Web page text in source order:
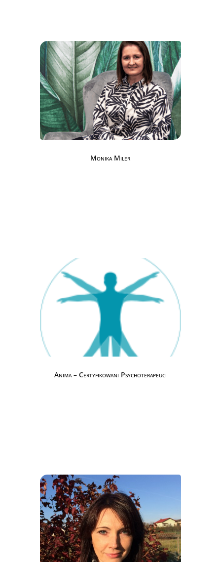
Monika Miler
Anima – Certyfikowani Psychoterapeuci